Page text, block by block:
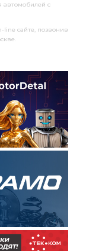
автомобилей с
сайте, позвонив